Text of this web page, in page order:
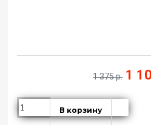
1 375 р. 1
В корзину